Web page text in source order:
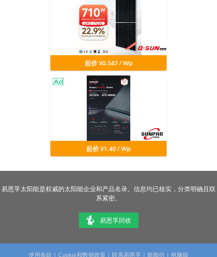
起价 ¥0.547 / Wp
起价 ¥1.40 / Wp
易恩孚太阳能是权威的太阳能企业和产品名录。信息均已核实，分类明确且联
系紧密。
易恩孚回收
使用条款 | Cookie和数据政策 | 联系易恩孚 | 新闻信 | 电脑版